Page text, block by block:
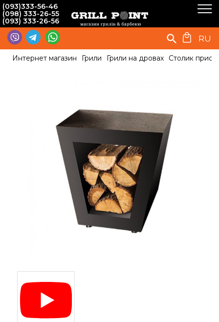
(093)333-56-46
(098) 333-26-55
(093) 333-26-56
RU
Интернет магазин Грили Грили на дровах Столик